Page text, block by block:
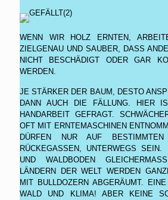
WENN WIR HOLZ ERNTEN,
ZIELGENAU UND SAUBER, DASS
NICHT BESCHÄDIGT ODER GAR
WERDEN.
JE STÄRKER DER BAUM, DESTO
DANN AUCH DIE FÄLLUNG. HIER
ANDARBEIT GEFRAGT.
FT MIT ERNTEMASCHINEN
ÜRFEN NUR AUF BESTIMMTEN
ÜCKEGASSEN, UNTERWEGS SEIN.
ND WALDBODEN
NDERN DER WELT WERDEN GANZE
T BULLDOZERN ABGERÄUMT. EINE
LD UND KLIMA! ABER KEINE